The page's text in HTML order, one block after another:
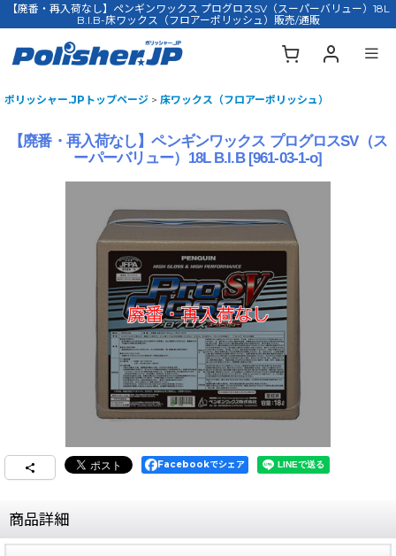
【廃番・再入荷なし】ペンギンワックス プログロスSV（スーパーバリュー）18L
B.I.B-床ワックス（フロアーポリッシュ）販売/通販
ポリッシャー.JPトップページ > 床ワックス（フロアーポリッシュ）
【廃番・再入荷なし】ペンギンワックス プログロスSV（ス
ーパーバリュー）18L B.I.B [961-03-1-o]
Facebookでシェア
商品詳細